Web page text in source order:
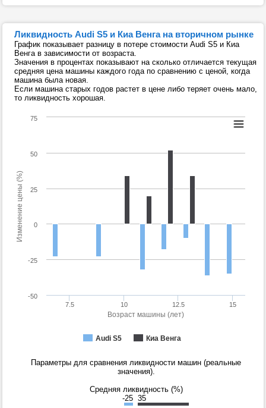
Ликвидность Audi S5 и Киа Венга на вторичном рынке
График показывает разницу в потере стоимости Audi S5 и Киа
Венга в зависимости от возраста.
Значения в процентах показывают на сколько отличается текущая
средняя цена машины каждого года по сравнению с ценой, когда
машина была новая.
Если машина старых годов растет в цене либо теряет очень мало,
то ликвидность хорошая.
Возраст машины (лет)
Изменение цены (%)
Audi S5 Киа Венга
10
7.5 12.5 15
0
-50
-25
25
50
75
Параметры для сравнения ликвидности машин (реальные
значения).
Средняя ликвидность (%)
-25 35